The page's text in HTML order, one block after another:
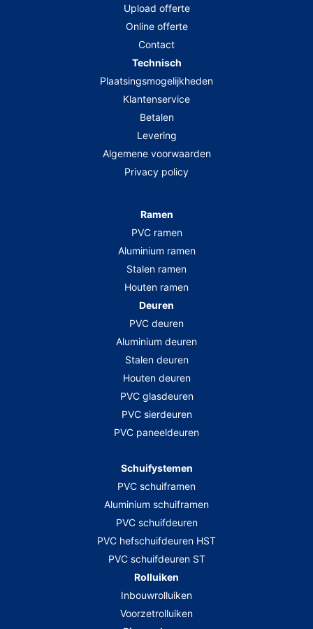
Upload offerte
Online offerte
Contact
Technisch
Plaatsingsmogelijkheden
Klantenservice
Betalen
Levering
Algemene voorwaarden
Privacy policy
Ramen
PVC ramen
Aluminium ramen
Stalen ramen
Houten ramen
Deuren
PVC deuren
Aluminium deuren
Stalen deuren
Houten deuren
PVC glasdeuren
PVC sierdeuren
PVC paneeldeuren
Schuifystemen
PVC schuiframen
Aluminium schuiframen
PVC schuifdeuren
PVC hefschuifdeuren HST
PVC schuifdeuren ST
Rolluiken
Inbouwrolluiken
Voorzetrolluiken